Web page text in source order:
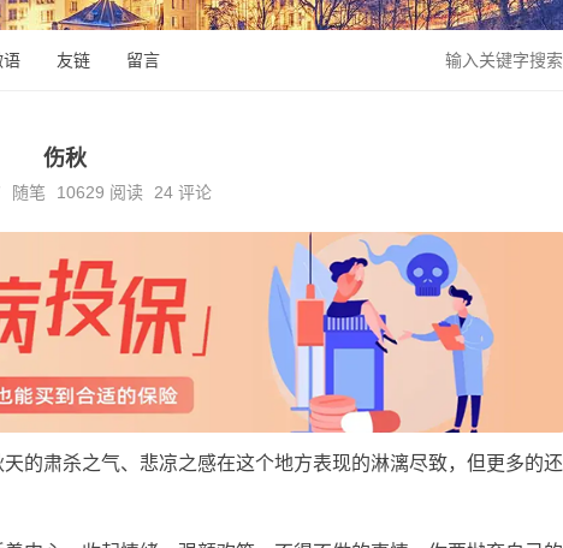
语 友链 留言
伤秋
随笔 10629 阅读 24 评论
的肃杀之气、悲凉之感在这个地方表现的淋漓尽致，但更多的还